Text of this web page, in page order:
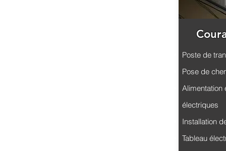
Poste de
Pose de
Alimentation
électriques
Installation
Tableau